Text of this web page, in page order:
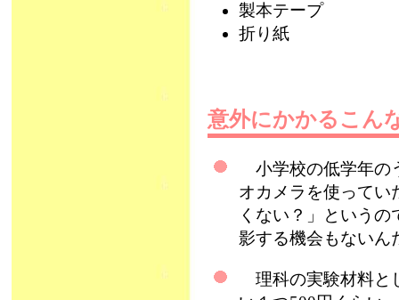
製本テープ
折り紙
意外にかかるこ
小学校の低学年の
オカメラを使ってい
くない？」という
影する機会もないん
理科の実験材料と